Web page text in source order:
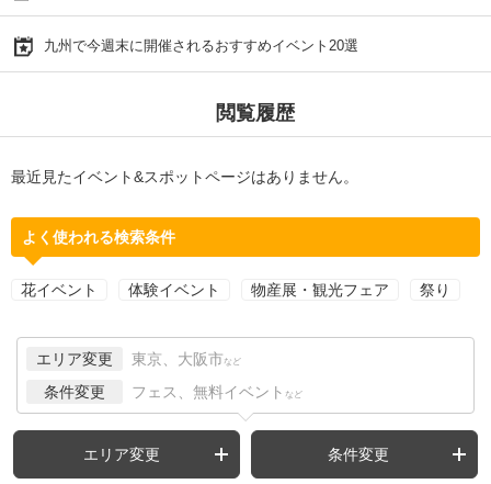
九州で今週末に開催されるおすすめイベント20選
閲覧履歴
最近見たイベント&スポットページはありません。
よく使われる検索条件
花イベント 体験イベント 物産展・観光フェア 祭り
エリア変更 東京、大阪市 など
条件変更 フェス、無料イベント など
エリア変更 条件変更